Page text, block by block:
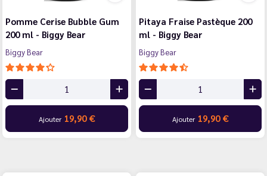
Pomme Cerise Bubble Gum
200 ml - Biggy Bear
Biggy Bear
Ajouter 19,90 €
Pitaya Fraise Pastèque 200
ml - Biggy Bear
Biggy Bear
Ajouter 19,90 €